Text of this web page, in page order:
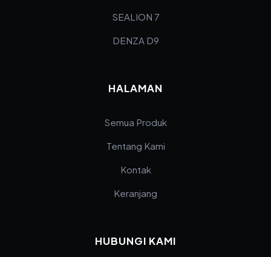
SEALION 7
DENZA D9
HALAMAN
Semua Produk
Tentang Kami
Kontak
Keranjang
HUBUNGI KAMI